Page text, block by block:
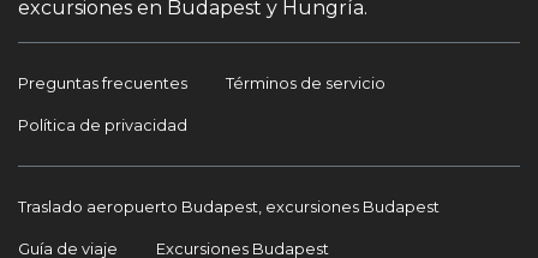
excursiones en Budapest y Hungría.
Preguntas frecuentes Términos de servicio
Política de privacidad
Traslado aeropuerto Budapest, excursiones Budapest
Guía de viaje Excursiones Budapest